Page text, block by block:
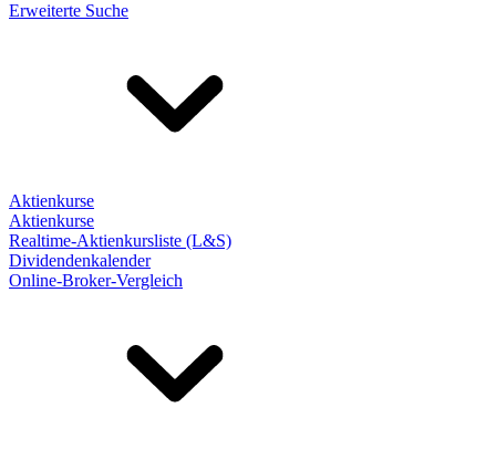
Erweiterte Suche
Aktienkurse
Aktienkurse
Realtime-Aktienkursliste (L&S)
Dividendenkalender
Online-Broker-Vergleich